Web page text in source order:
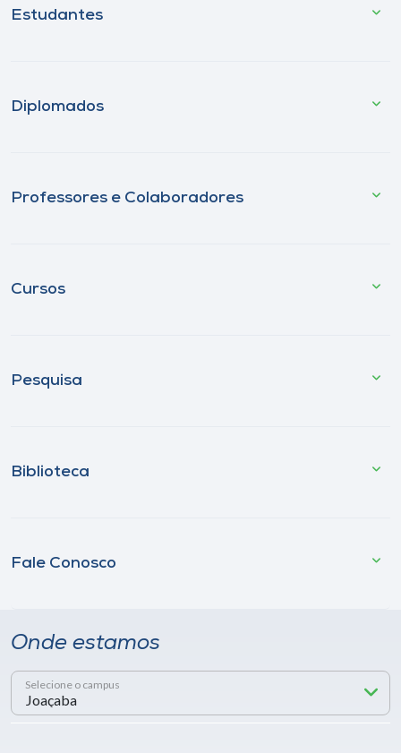
Estudantes
Diplomados
Professores e Colaboradores
Cursos
Pesquisa
Biblioteca
Fale Conosco
Onde estamos
Selecione o campus